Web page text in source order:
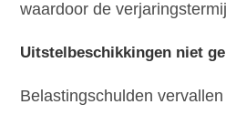
waardoor de
Uitstelbeschikkingen niet
Belastingschulden